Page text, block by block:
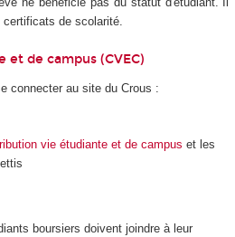
de scolarité.
de campus (CVEC)
connecter au site du Crous :
vie étudiante et de campus et les
boursiers doivent joindre à leur